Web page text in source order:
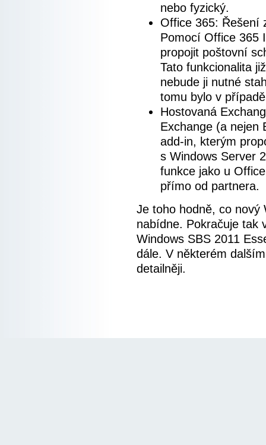
nebo fyzický.
Office 365: Řešení
Pomocí Office 365
propojit poštovní
Tato funkcionalita
nebude ji nutné
tomu bylo v
Hostovaná
Exchange (a nejen
add-in, kterým
s Windows Server
funkce jako u
přímo od partnera.
Je toho hodně, co nový
nabídne. Pokračuje tak
Windows SBS 2011
dále. V některém
detailněji.